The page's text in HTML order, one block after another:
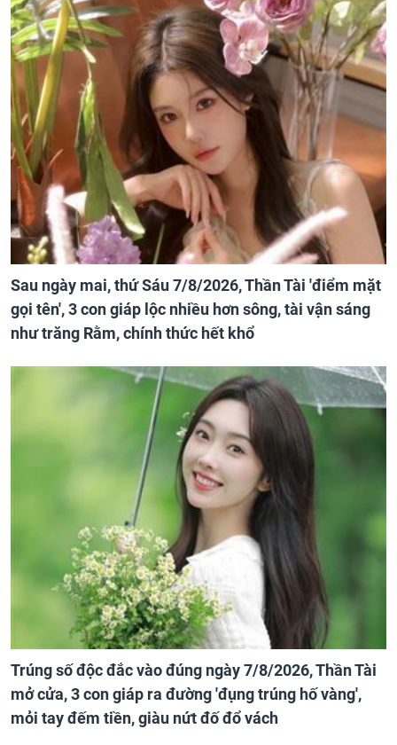
Sau ngày mai, thứ Sáu 7/8/2026, Thần Tài 'điểm mặt
gọi tên', 3 con giáp lộc nhiều hơn sông, tài vận sáng
như trăng Rằm, chính thức hết khổ
Trúng số độc đắc vào đúng ngày 7/8/2026, Thần Tài
mở cửa, 3 con giáp ra đường 'đụng trúng hố vàng',
mỏi tay đếm tiền, giàu nứt đố đổ vách